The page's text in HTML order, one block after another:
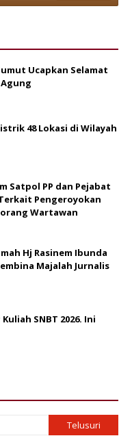
Ucapkan Selamat
48 Lokasi di Wilayah
Satpol PP dan Pejabat
Pengeroyokan
Wartawan
Hj Rasinem Ibunda
Majalah Jurnalis
SNBT 2026. Ini